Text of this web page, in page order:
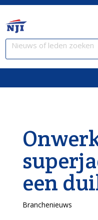
een
Branchenieuws